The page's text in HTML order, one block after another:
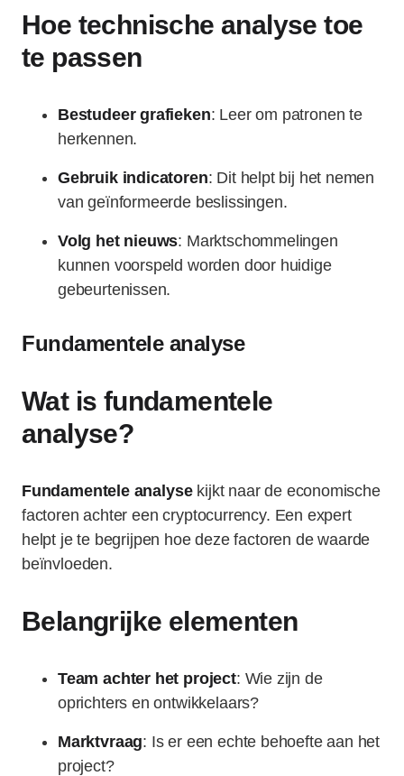
Hoe technische analyse toe
te passen
Bestudeer grafieken: Leer om patronen te
herkennen.
Gebruik indicatoren: Dit helpt bij het nemen
van geïnformeerde beslissingen.
Volg het nieuws: Marktschommelingen
kunnen voorspeld worden door huidige
gebeurtenissen.
Fundamentele analyse
Wat is fundamentele
analyse?
Fundamentele analysekijkt naar de economische
factoren achter een cryptocurrency. Een expert
helpt je te begrijpen hoe deze factoren de waarde
beïnvloeden.
Belangrijke elementen
Team achter het project: Wie zijn de
oprichters en ontwikkelaars?
Marktvraag: Is er een echte behoefte aan het
project?